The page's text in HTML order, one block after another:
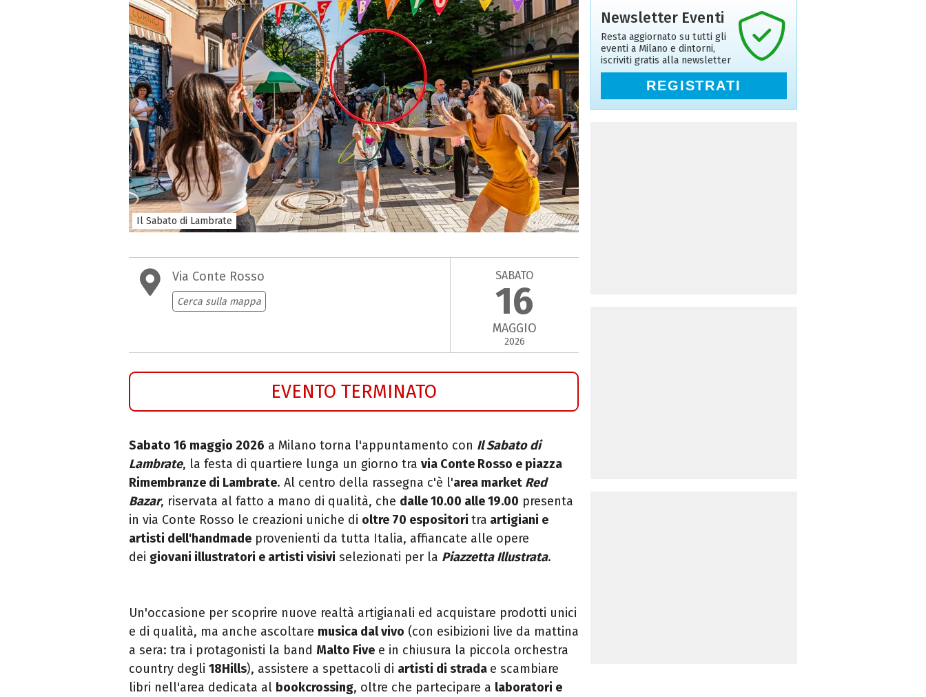
Il Sabato di Lambrate
Via Conte Rosso
Cerca sulla mappa
SABATO
16
MAGGIO
2026
EVENTO TERMINATO
Sabato 16 maggio 2026 a Milano torna l'appuntamento con Il Sabato di
Lambrate, la festa di quartiere lunga un giorno tra via Conte Rosso e piazza
Rimembranze di Lambrate. Al centro della rassegna c'è l'area market Red
Bazar, riservata al fatto a mano di qualità, che dalle 10.00 alle 19.00 presenta
in via Conte Rosso le creazioni uniche di oltre 70 espositori tra artigiani e
artisti dell'handmade provenienti da tutta Italia, affiancate alle opere
dei giovani illustratori e artisti visivi selezionati per la Piazzetta Illustrata.
Un'occasione per scoprire nuove realtà artigianali ed acquistare prodotti unici
e di qualità, ma anche ascoltare musica dal vivo (con esibizioni live da mattina
a sera: tra i protagonisti la band Malto Five e in chiusura la piccola orchestra
country degli 18Hills), assistere a spettacoli di artisti di strada e scambiare
libri nell'area dedicata al bookcrossing, oltre che partecipare a laboratori e
Newsletter Eventi
Resta aggiornato su tutti gli
eventi a Milano e dintorni,
iscriviti gratis alla newsletter
REGISTRATI